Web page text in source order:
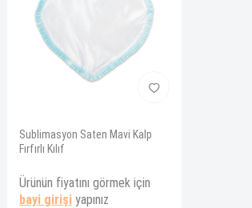
Sublimasyon Saten Mavi Kalp
Fırfırlı Kılıf
Ürünün fiyatını görmek için
bayi girişi yapınız